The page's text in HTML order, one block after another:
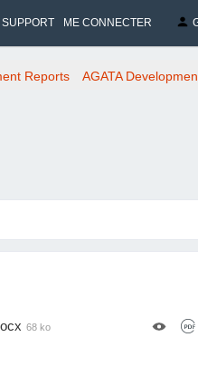
ME CONNECTER
Reports AGATA
68 ko